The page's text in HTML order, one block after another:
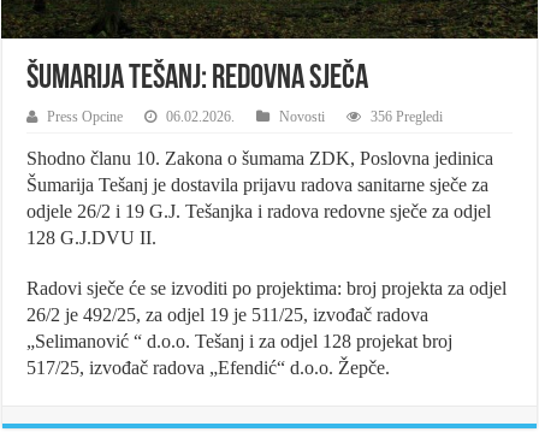
Šumarija Tešanj: Redovna sječa
Press Opcine 06.02.2026. Novosti 356 Pregledi
Shodno članu 10. Zakona o šumama ZDK, Poslovna jedinica
Šumarija Tešanj je dostavila prijavu radova sanitarne sječe za
odjele 26/2 i 19 G.J. Tešanjka i radova redovne sječe za odjel
128 G.J.DVU II.
Radovi sječe će se izvoditi po projektima: broj projekta za odjel
26/2 je 492/25, za odjel 19 je 511/25, izvođač radova
„Selimanović “ d.o.o. Tešanj i za odjel 128 projekat broj
517/25, izvođač radova „Efendić“ d.o.o. Žepče.